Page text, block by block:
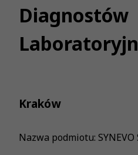
Diagnostów
Kraków
Nazwa podmiotu: SYNEVO